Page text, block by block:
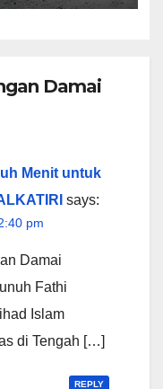
Damai
Menit untuk
says:
pm
Damai
Fathi
Islam
di Tengah […]
REPLY